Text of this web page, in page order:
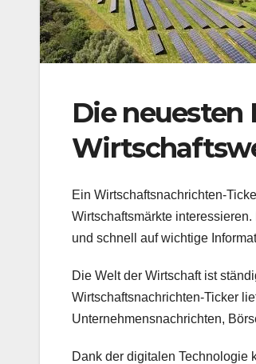
Die
Ein Wirtschaftsnachrichten-
Wirtschaftsmärkte
und schnell auf wichtige
Die Welt der Wirtschaft ist
Wirtschaftsnachrichten-Ticker
Unternehmensnachrichten,
Dank der digitalen Technologie